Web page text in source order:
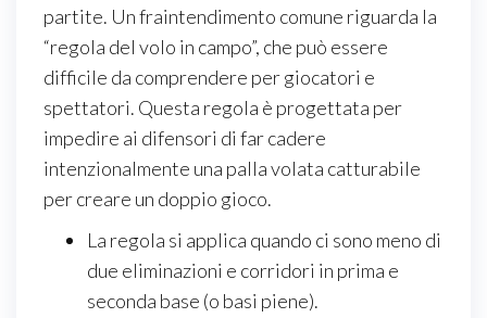
partite. Un fraintendimento comune riguarda la
“regola del volo in campo”, che può essere
difficile da comprendere per giocatori e
spettatori. Questa regola è progettata per
impedire ai difensori di far cadere
intenzionalmente una palla volata catturabile
per creare un doppio gioco.
La regola si applica quando ci sono meno di
due eliminazioni e corridori in prima e
seconda base (o basi piene).